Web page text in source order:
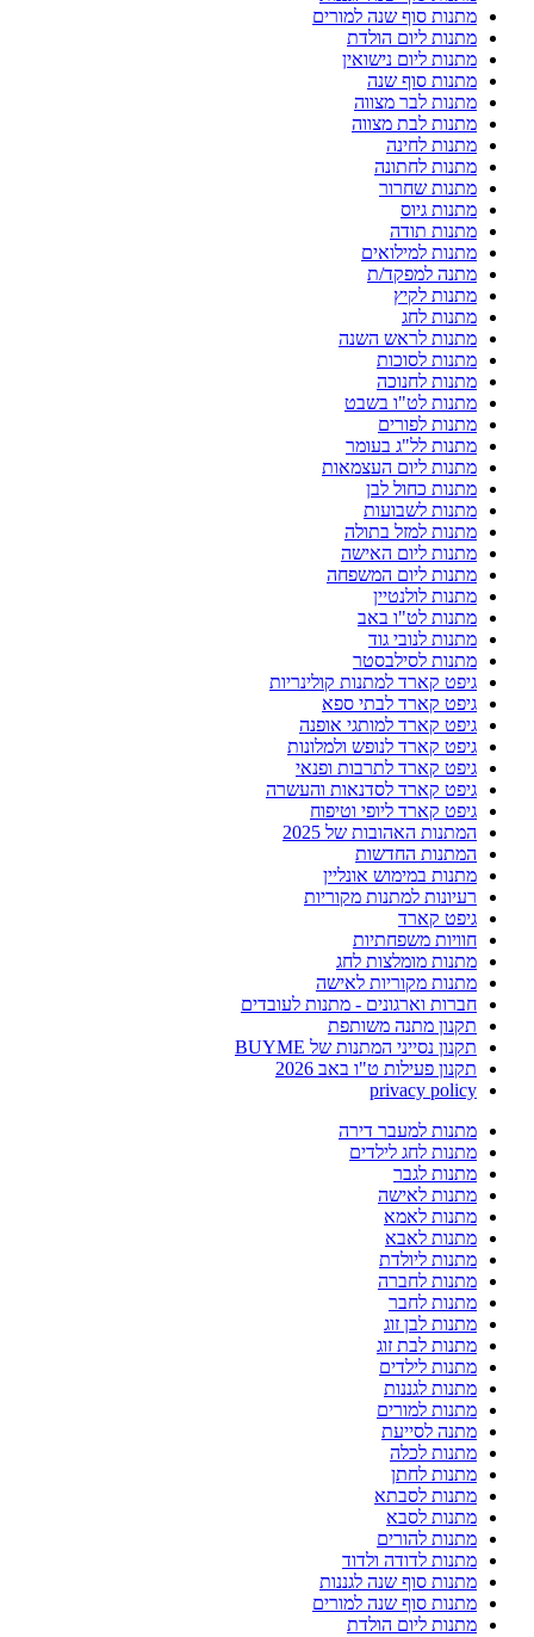
מתנות סוף שנה למורים
מתנות ליום הולדת
מתנות ליום נישואין
מתנות סוף שנה
מתנות לבר מצווה
מתנות לבת מצווה
מתנות לחינה
מתנות לחתונה
מתנות שחרור
מתנות גיוס
מתנות תודה
מתנות למילואים
מתנה למפקד/ת
מתנות לקיץ
מתנות לחג
מתנות לראש השנה
מתנות לסוכות
מתנות לחנוכה
מתנות לט"ו בשבט
מתנות לפורים
מתנות לל"ג בעומר
מתנות ליום העצמאות
מתנות כחול לבן
מתנות לשבועות
מתנות למזל בתולה
מתנות ליום האישה
מתנות ליום המשפחה
מתנות לולנטיין
מתנות לט"ו באב
מתנות לנובי גוד
מתנות לסילבסטר
גיפט קארד למתנות קולינריות
גיפט קארד לבתי ספא
גיפט קארד למותגי אופנה
גיפט קארד לנופש ולמלונות
גיפט קארד לתרבות ופנאי
גיפט קארד לסדנאות והעשרה
גיפט קארד ליופי וטיפוח
המתנות האהובות של 2025
המתנות החדשות
מתנות במימוש אונליין
רעיונות למתנות מקוריות
גיפט קארד
חוויות משפחתיות
מתנות מומלצות לחג
מתנות מקוריות לאישה
חברות וארגונים - מתנות לעובדים
תקנון מתנה משותפת
תקנון נסייני המתנות של BUYME
תקנון פעילות ט"ו באב 2026
privacy policy
מתנות למעבר דירה
מתנות לחג לילדים
מתנות לגבר
מתנות לאישה
מתנות לאמא
מתנות לאבא
מתנות ליולדת
מתנות לחברה
מתנות לחבר
מתנות לבן זוג
מתנות לבת זוג
מתנות לילדים
מתנות לגננות
מתנות למורים
מתנה לסייעת
מתנות לכלה
מתנות לחתן
מתנות לסבתא
מתנות לסבא
מתנות להורים
מתנות לדודה ולדוד
מתנות סוף שנה לגננות
מתנות סוף שנה למורים
מתנות ליום הולדת